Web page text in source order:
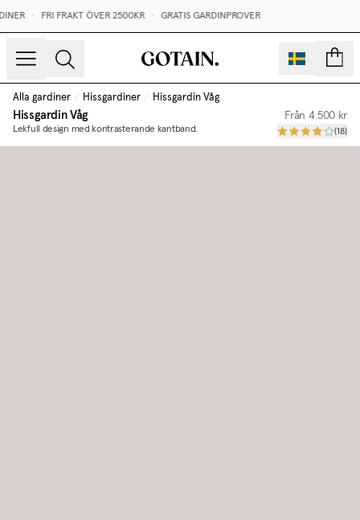
FRI FRAKT ÖVER 2500KR GRATIS GARDINPROVER
Alla gardiner / Hissgardiner / Hissgardin Våg
Hissgardin Våg
Lekfull design med kontrasterande kantband.
Från 4 500 kr
(18)